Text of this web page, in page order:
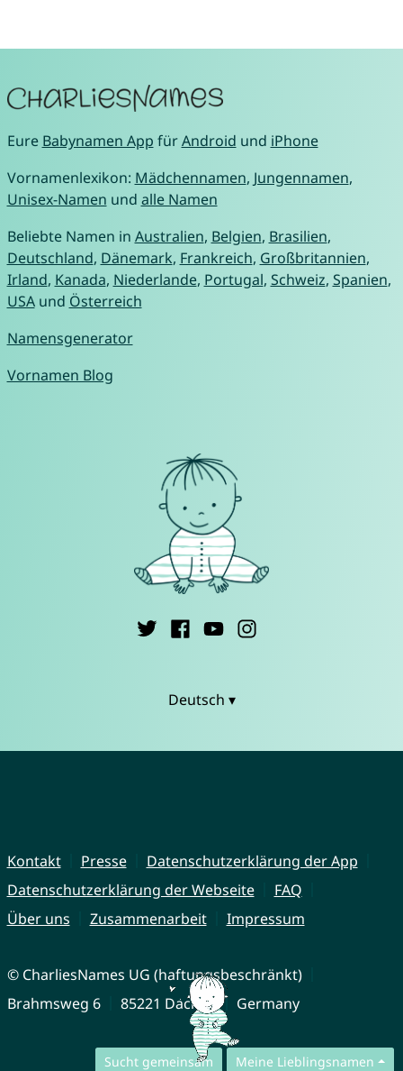
Sucht gemeinsam Meine Lieblingsnamen
Eure Babynamen App fürAndroid und iPhone
Vornamenlexikon: Mädchennamen, Jungennamen,
Unisex-Namen und alle Namen
Beliebte Namen in Australien, Belgien, Brasilien,
Deutschland, Dänemark, Frankreich, Großbritannien,
Irland, Kanada, Niederlande, Portugal, Schweiz, Spanien,
USAund Österreich
Namensgenerator
Vornamen Blog
Deutsch ▾
Kontakt Presse
Datenschutzerklärung der App
Datenschutzerklärung der Webseite
FAQ
Über uns
Zusammenarbeit Impressum
© CharliesNames UG (haftungsbeschränkt)
Brahmsweg 6
85221 Dachau Germany